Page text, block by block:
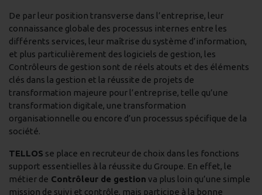
De par leur position transverse dans l’entreprise, leur
connaissance globale des processus internes entre les
différents services, leur maîtrise du système d’information,
et plus particulièrement des logiciels de gestion, les
Contrôleurs de gestion sont de réels atouts et des éléments
clés dans la gestion et la réussite de projets de
transformation majeure pour l’entreprise, telle qu’une
transformation digitale, une transformation
organisationnelle ou encore d’un processus spécifique de la
société.
TELLOS se place en recruteur de choix dans les fonctions
support essentielles à la réussite du Groupe. En effet, le
métier de Contrôleur de gestion va plus loin qu’une simple
mission de suivi et contrôle, mais participe à la bonne